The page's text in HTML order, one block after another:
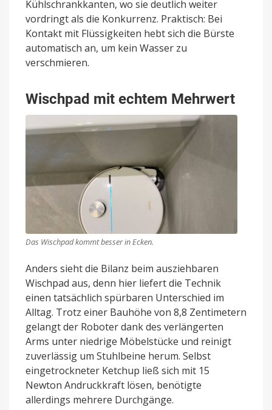
Kühlschrankkanten, wo sie deutlich weiter
vordringt als die Konkurrenz. Praktisch: Bei
Kontakt mit Flüssigkeiten hebt sich die Bürste
automatisch an, um kein Wasser zu
verschmieren.
Wischpad mit echtem Mehrwert
Das Wischpad kommt besser in Ecken.
Anders sieht die Bilanz beim ausziehbaren
Wischpad aus, denn hier liefert die Technik
einen tatsächlich spürbaren Unterschied im
Alltag. Trotz einer Bauhöhe von 8,8 Zentimetern
gelangt der Roboter dank des verlängerten
Arms unter niedrige Möbelstücke und reinigt
zuverlässig um Stuhlbeine herum. Selbst
eingetrockneter Ketchup ließ sich mit 15
Newton Andruckkraft lösen, benötigte
allerdings mehrere Durchgänge.